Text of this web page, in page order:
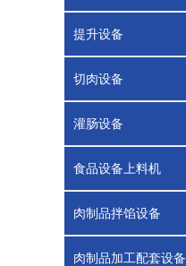
提升设备
切肉设备
灌肠设备
食品设备上料机
肉制品拌馅设备
肉制品加工配套设备